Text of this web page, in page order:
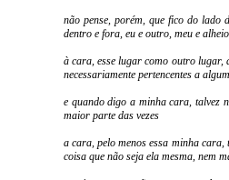
não pense, porém, que fico do
dentro e fora, eu e outro, meu e alheio
à cara, esse lugar como outro lugar,
necessariamente pertencentes a
e quando digo a minha cara, talvez
maior parte das vezes
a cara, pelo menos essa minha
coisa que não seja ela mesma, nem